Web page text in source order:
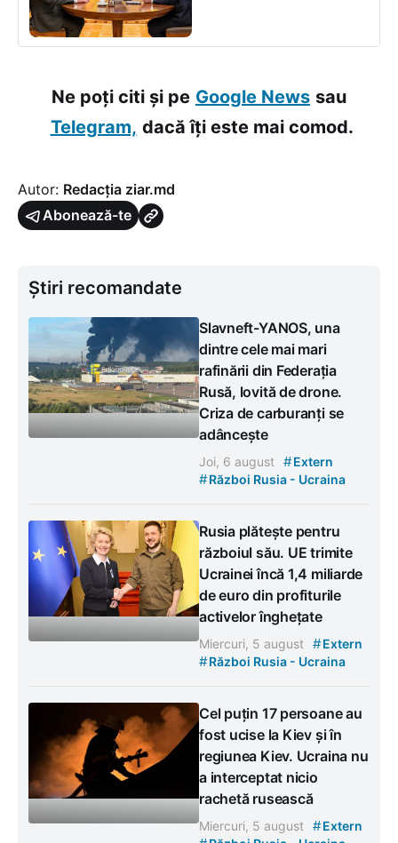
Ne poți citi și pe Google News sau
Telegram, dacă îți este mai comod.
Autor: Redacția ziar.md
Abonează-te
Știri recomandate
Slavneft-YANOS, una
dintre cele mai mari
rafinării din Federația
Rusă, lovită de drone.
Criza de carburanți se
adâncește
Joi, 6 august #Extern
#Război Rusia - Ucraina
Rusia plătește pentru
războiul său. UE trimite
Ucrainei încă 1,4 miliarde
de euro din profiturile
activelor înghețate
Miercuri, 5 august #Extern
#Război Rusia - Ucraina
Cel puțin 17 persoane au
fost ucise la Kiev și în
regiunea Kiev. Ucraina nu
a interceptat nicio
rachetă rusească
Miercuri, 5 august #Extern